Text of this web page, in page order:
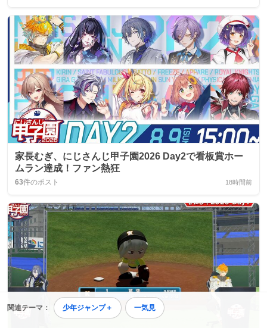
関連テーマ： 少年ジャンプ＋ 一気見
家長むぎ、にじさんじ甲子園2026 Day2で看板賞ホー
ムラン達成！ファン熱狂
63件のポスト 18時間前